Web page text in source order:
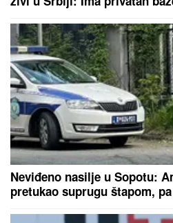
Horoskop za nedelju, 9,
emocija, Ribe prave tajne
šetnji